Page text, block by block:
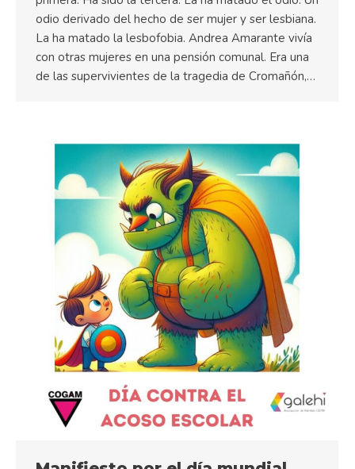
odio derivado del hecho de ser mujer y ser lesbiana.
La ha matado la lesbofobia. Andrea Amarante vivía
con otras mujeres en una pensión comunal. Era una
de las supervivientes de la tragedia de Cromañón,…